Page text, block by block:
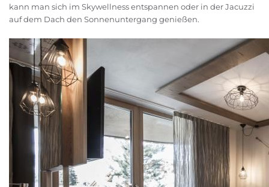
kann man sich im Skywellness entspannen oder in der Jacuzzi
auf dem Dach den Sonnenuntergang genießen.